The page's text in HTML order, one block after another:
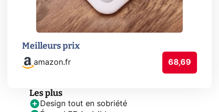
Meilleurs prix
amazon.fr 68,69
Les plus
Design tout en sobriété